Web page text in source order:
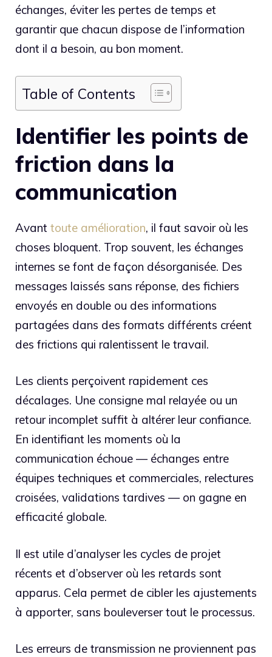
échanges, éviter les pertes de temps et
garantir que chacun dispose de l’information
dont il a besoin, au bon moment.
Table of Contents
Identifier les points de
friction dans la
communication
Avant toute amélioration, il faut savoir où les
choses bloquent. Trop souvent, les échanges
internes se font de façon désorganisée. Des
messages laissés sans réponse, des fichiers
envoyés en double ou des informations
partagées dans des formats différents créent
des frictions qui ralentissent le travail.
Les clients perçoivent rapidement ces
décalages. Une consigne mal relayée ou un
retour incomplet suffit à altérer leur confiance.
En identifiant les moments où la
communication échoue — échanges entre
équipes techniques et commerciales, relectures
croisées, validations tardives — on gagne en
efficacité globale.
Il est utile d’analyser les cycles de projet
récents et d’observer où les retards sont
apparus. Cela permet de cibler les ajustements
à apporter, sans bouleverser tout le processus.
Les erreurs de transmission ne proviennent pas